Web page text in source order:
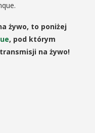
żywo, to poniżej
, pod którym
na żywo!